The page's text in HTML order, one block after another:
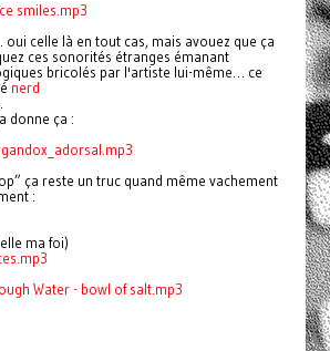
smiles.mp3
celle là en tout cas, mais avouez que ça
ces sonorités étranges émanant
bricolés par l'artiste lui-même… ce
nerd
donne ça :
ça reste un truc quand même vachement
:
ma foi)
Water - bowl of salt.mp3